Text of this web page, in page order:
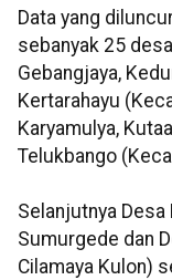
Data yang
sebanyak 25
Gebangjaya,
Kertarahayu
Karyamulya,
Telukbango
Selanjutnya Desa
Sumurgede dan
Cilamaya Kulon)